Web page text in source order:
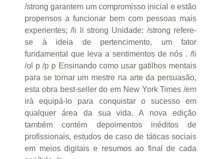
/strong garantem um compromisso inicial e estão
propensos a funcionar bem com pessoas mais
experientes; /li li strong Unidade: /strong refere-
se à ideia de pertencimento, um fator
fundamental que leva a sentimentos de nós . /li
/ol p /p p Ensinando como usar gatilhos mentais
para se tornar um mestre na arte da persuasão,
esta obra best-seller do em New York Times /em
irá equipá-lo para conquistar o sucesso em
qualquer área da sua vida. A nova edição
também contém depoimentos inéditos de
profissionais, estudos de caso de táticas sociais
em meios digitais e resumos ao final de cada